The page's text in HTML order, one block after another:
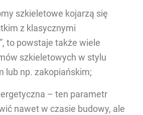
szkieletowe kojarzą się
z klasycznymi
to powstaje także wiele
szkieletowych w stylu
lub np. zakopiańskim;
– ten parametr
nawet w czasie budowy, ale